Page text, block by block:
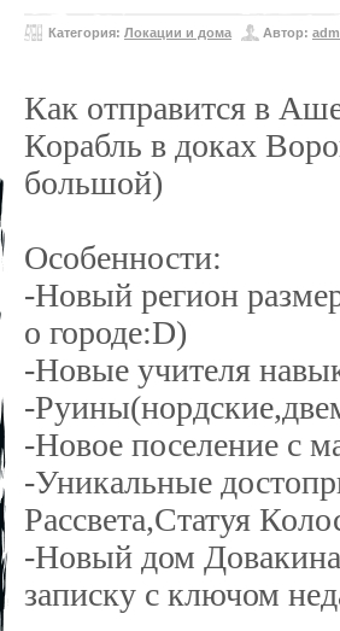
Категория: Локации и дома Автор:
Как отправится в
Корабль в доках
большой)
Особенности:
-Новый регион
о городе:D)
-Новые учителя
-
-Новое поселение с
-Уникальные
Рассвета,Статуя
-Новый дом
записку с ключом